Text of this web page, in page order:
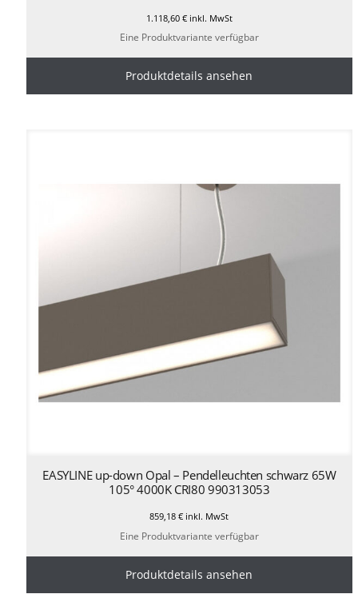
1.118,60 €inkl. MwSt
Eine Produktvariante verfügbar
Produktdetails ansehen
EASYLINE up-down Opal – Pendelleuchten schwarz 65W
105° 4000K CRI80 990313053
859,18€ inkl. MwSt
Eine Produktvariante verfügbar
Produktdetails ansehen